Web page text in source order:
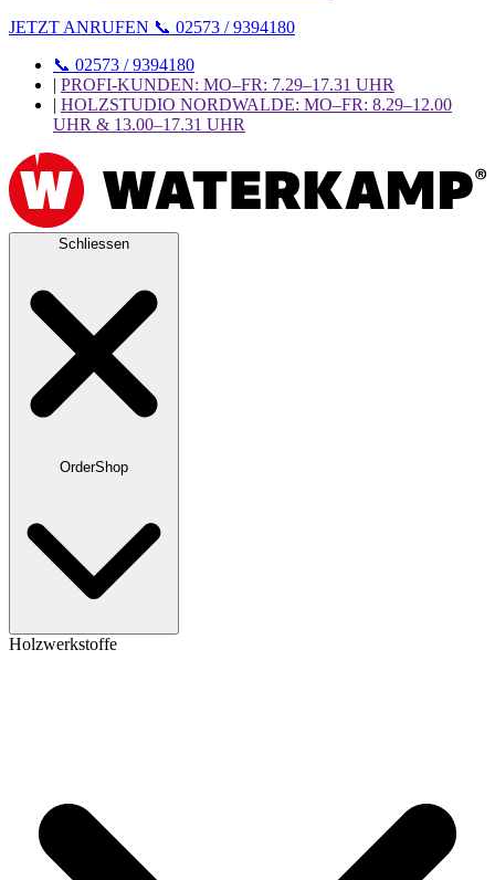
JETZT ANRUFEN 📞 02573 / 9394180
📞 02573 / 9394180
| PROFI-KUNDEN: MO–FR: 7.29–17.31 UHR
| HOLZSTUDIO NORDWALDE: MO–FR: 8.29–12.00
UHR & 13.00–17.31 UHR
Schliessen
OrderShop
Holzwerkstoffe